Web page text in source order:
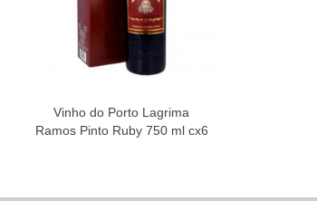
Vinho do Porto Lagrima
Ramos Pinto Ruby 750 ml cx6